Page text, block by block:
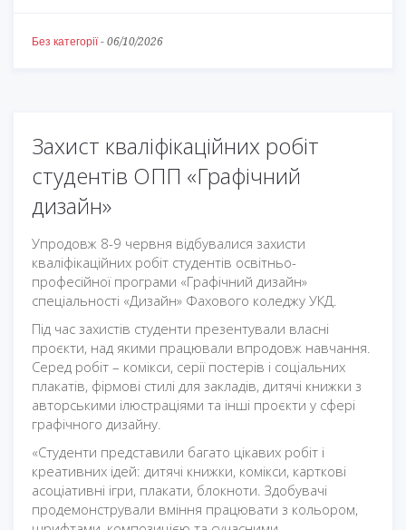
Без категорії- 06/10/2026
Захист кваліфікаційних робіт
студентів ОПП «Графічний
дизайн»
Упродовж 8-9 червня відбувалися захисти
кваліфікаційних робіт студентів освітньо-
професійної програми «Графічний дизайн»
спеціальності «Дизайн» Фахового коледжу УКД.
Під час захистів студенти презентували власні
проєкти, над якими працювали впродовж навчання.
Серед робіт – комікси, серії постерів і соціальних
плакатів, фірмові стилі для закладів, дитячі книжки з
авторськими ілюстраціями та інші проєкти у сфері
графічного дизайну.
«Студенти представили багато цікавих робіт і
креативних ідей: дитячі книжки, комікси, карткові
асоціативні ігри, плакати, блокноти. Здобувачі
продемонстрували вміння працювати з кольором,